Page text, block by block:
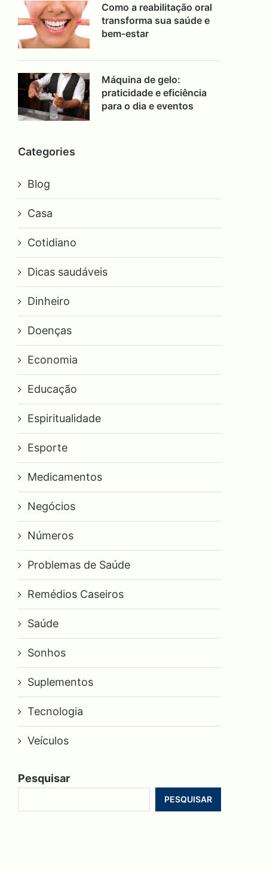
Como a reabilitação oral
transforma sua saúde e
bem-estar
Máquina de gelo:
praticidade e eficiência
para o dia e eventos
Categories
Blog
Casa
Cotidiano
Dicas saudáveis
Dinheiro
Doenças
Economia
Educação
Espiritualidade
Esporte
Medicamentos
Negócios
Números
Problemas de Saúde
Remédios Caseiros
Saúde
Sonhos
Suplementos
Tecnologia
Veículos
Pesquisar
PESQUISAR